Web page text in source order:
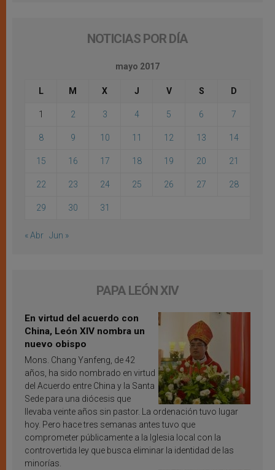
NOTICIAS POR DÍA
mayo 2017
L M X J V S D
1 2 3 4 5 6 7
8 9 10 11 12 13 14
15 16 17 18 19 20 21
22 23 24 25 26 27 28
29 30 31
« Abr Jun »
PAPA LEÓN XIV
En virtud del acuerdo con
China, León XIV nombra un
nuevo obispo
Mons. Chang Yanfeng, de 42
años, ha sido nombrado en virtud
del Acuerdo entre China y la Santa
Sede para una diócesis que
llevaba veinte años sin pastor. La ordenación tuvo lugar
hoy. Pero hace tres semanas antes tuvo que
comprometer públicamente a la Iglesia local con la
controvertida ley que busca eliminar la identidad de las
minorías.